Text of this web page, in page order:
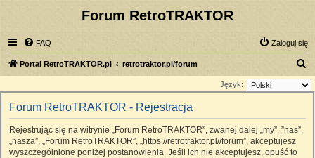
Forum RetroTRAKTOR
FAQ Zaloguj się
Portal RetroTRAKTOR.pl retrotraktor.pl/forum
z
Język:
Forum RetroTRAKTOR - Rejestracja
Rejestrując się na witrynie „Forum RetroTRAKTOR”, zwanej dalej „my”, ”nas”,
„nasza”, „Forum RetroTRAKTOR”, „https://retrotraktor.pl//forum”, akceptujesz
wyszczególnione poniżej postanowienia. Jeśli ich nie akceptujesz, opuść to